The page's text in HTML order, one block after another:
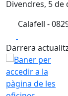
Divendres, 5 de
Calafell -
Darrera